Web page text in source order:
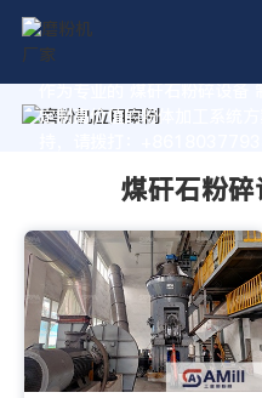
作为专业的 煤矸石粉碎设备
定制高价值的粉体加工系统
煤矸石粉